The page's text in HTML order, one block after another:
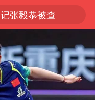
张毅恭被查
沙特土耳其巴基斯坦签署共同防务协议
台风白海豚已进入24小时警戒线
提升气血